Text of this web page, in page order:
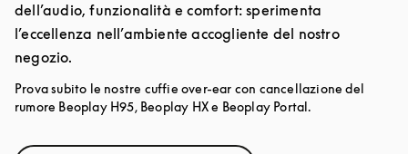
dell’audio, funzionalità e comfort: sperimenta
l’eccellenza nell’ambiente accogliente del nostro
negozio.
Prova subito le nostre cuffie over-ear con cancellazione del
rumore Beoplay H95, Beoplay HX e Beoplay Portal.